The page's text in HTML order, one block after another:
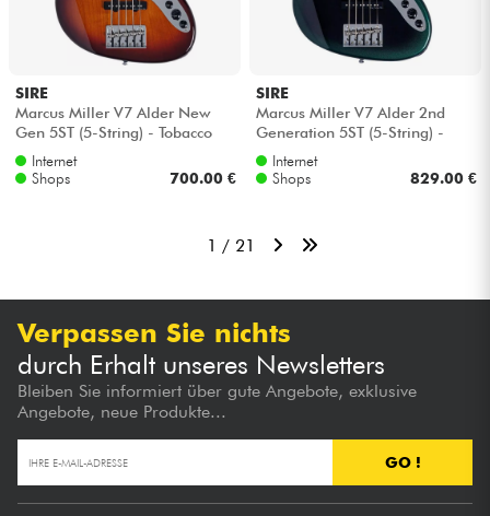
SIRE
Marcus Miller V7 Alder New
Gen 5ST (5-String) - Tobacco
sunburst
Internet
Shops
700.00 €
SIRE
Marcus Miller V7 Alder 2nd
Generation 5ST (5-String) -
Dark forest
Internet
Shops
829.00 €
1 / 21
Verpassen Sie nichts
durch Erhalt unseres Newsletters
Bleiben Sie informiert über gute Angebote, exklusive
Angebote, neue Produkte...
GO !